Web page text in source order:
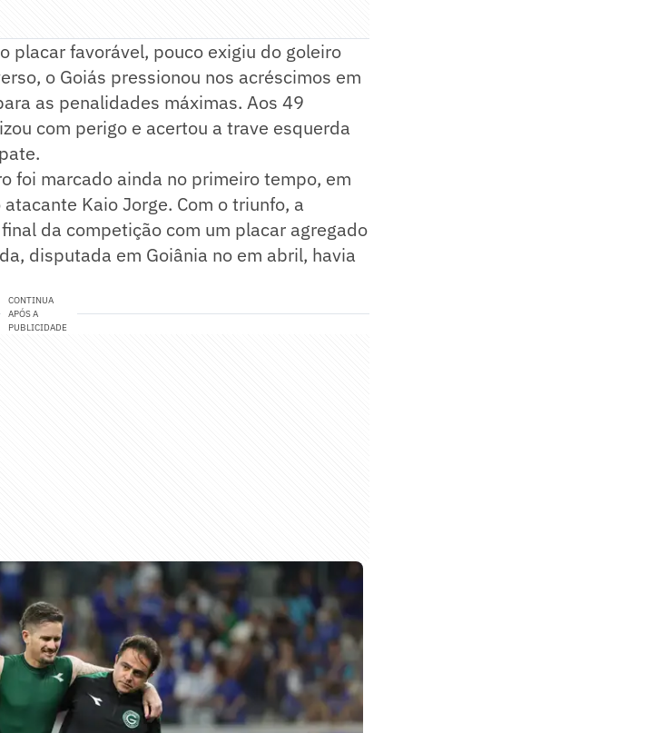
placar favorável, pouco exigiu do goleiro
o Goiás pressionou nos acréscimos em
as penalidades máximas. Aos 49
com perigo e acertou a trave esquerda
foi marcado ainda no primeiro tempo, em
Kaio Jorge. Com o triunfo, a
da competição com um placar agregado
disputada em Goiânia no em abril, havia
CONTINUA
APÓS A
PUBLICIDADE